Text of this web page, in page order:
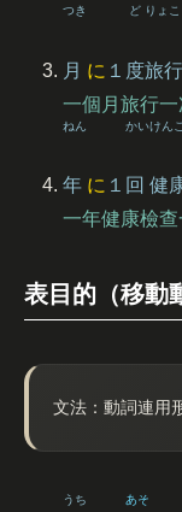
月
つき
に １ 度
ど
旅行
りょこ
一個月旅行一
年
ねん
に １ 回
かい
健
けん
一年健康檢查
表目的（移動
文法：動詞連用
うち あそ